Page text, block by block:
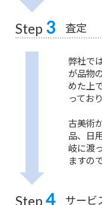
Step 3 査定
弊社で
が品物
めた上
ってお
古美術
品、日
岐に渡
ますの
Step 4 サービ